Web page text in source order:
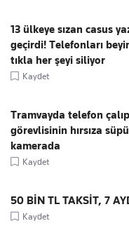
13 ülkeye sızan casus
geçirdi! Telefonları
tıkla her şeyi siliyor
Kaydet
Tramvayda telefon
görevlisinin hırsıza
kamerada
Kaydet
50 BİN TL TAKSİT, 7
Kaydet